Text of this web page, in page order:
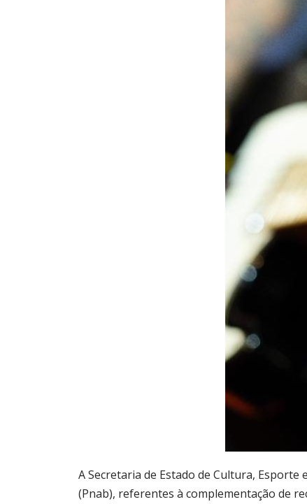
A Secretaria de Estado de Cultura,
(Pnab), referentes à complementação de